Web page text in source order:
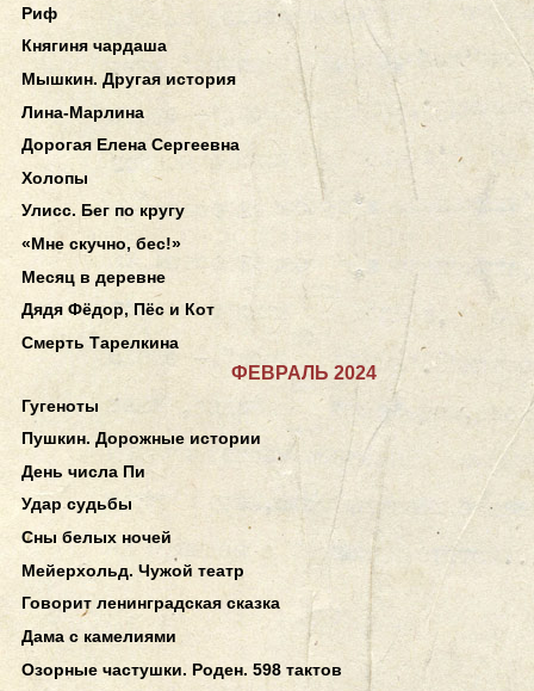
Риф
Княгиня чардаша
Мышкин. Другая история
Лина-Марлина
Дорогая Елена Сергеевна
Холопы
Улисс. Бег по кругу
«Мне скучно, бес!»
Месяц в деревне
Дядя Фёдор, Пёс и Кот
Смерть Тарелкина
ФЕВРАЛЬ 2024
Гугеноты
Пушкин. Дорожные истории
День числа Пи
Удар судьбы
Сны белых ночей
Мейерхольд. Чужой театр
Говорит ленинградская сказка
Дама с камелиями
Озорные частушки. Роден. 598 тактов